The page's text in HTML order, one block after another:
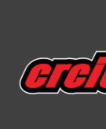
content